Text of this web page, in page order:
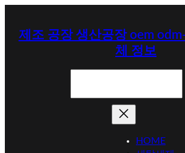
제조 공장 생산공장 oem
체 정보
HOME